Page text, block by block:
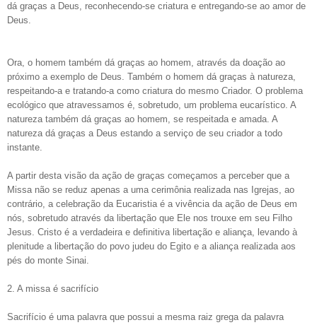
dá graças a Deus, reconhecendo-se criatura e entregando-se ao amor de
Deus.
Ora, o homem também dá graças ao homem, através da doação ao
próximo a exemplo de Deus. Também o homem dá graças à natureza,
respeitando-a e tratando-a como criatura do mesmo Criador. O problema
ecológico que atravessamos é, sobretudo, um problema eucarístico. A
natureza também dá graças ao homem, se respeitada e amada. A
natureza dá graças a Deus estando a serviço de seu criador a todo
instante.
A partir desta visão da ação de graças começamos a perceber que a
Missa não se reduz apenas a uma cerimônia realizada nas Igrejas, ao
contrário, a celebração da Eucaristia é a vivência da ação de Deus em
nós, sobretudo através da libertação que Ele nos trouxe em seu Filho
Jesus. Cristo é a verdadeira e definitiva libertação e aliança, levando à
plenitude a libertação do povo judeu do Egito e a aliança realizada aos
pés do monte Sinai.
2. A missa é sacrifício
Sacrifício é uma palavra que possui a mesma raiz grega da palavra